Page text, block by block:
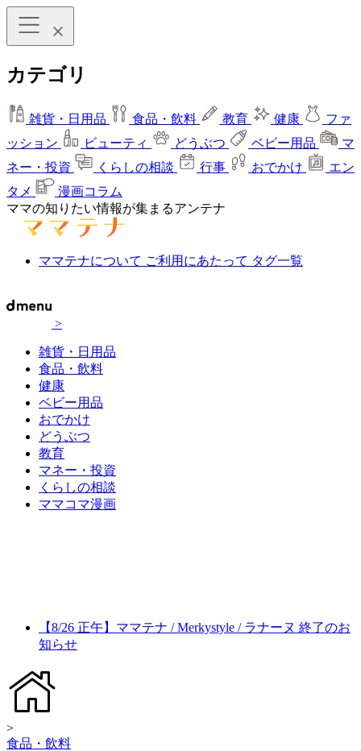
カテゴリ
雑貨・日用品 食品・飲料 教育 健康
ファ
ッション
ビューティ どうぶつ ベビー用品
マ
ネー・投資
くらしの相談 行事 おでかけ
エン
タメ
漫画コラム
ママの知りたい情報が集まるアンテナ
ママテナについて ご利用にあたって タグ一覧
>
雑貨・日用品
食品・飲料
健康
ベビー用品
おでかけ
どうぶつ
教育
マネー・投資
くらしの相談
ママコマ漫画
【8/26 正午】ママテナ / Merkystyle / ラナーヌ 終了のお
知らせ
>
食品・飲料